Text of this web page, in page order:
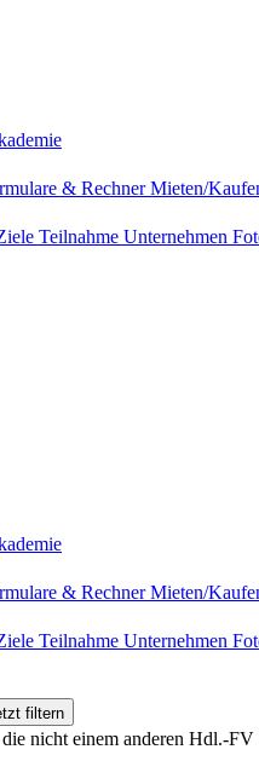
& RechnerMieten/
Teilnahme Unternehmen
& RechnerMieten/
Teilnahme Unternehmen
filtern
nicht einem anderen Hdl.-FV